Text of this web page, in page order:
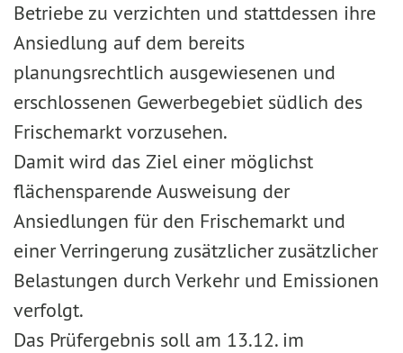
Betriebe zu verzichten und stattdessen ihre
Ansiedlung auf dem bereits
planungsrechtlich ausgewiesenen und
erschlossenen Gewerbegebiet südlich des
Frischemarkt vorzusehen.
Damit wird das Ziel einer möglichst
flächensparende Ausweisung der
Ansiedlungen für den Frischemarkt und
einer Verringerung zusätzlicher zusätzlicher
Belastungen durch Verkehr und Emissionen
verfolgt.
Das Prüfergebnis soll am 13.12. im